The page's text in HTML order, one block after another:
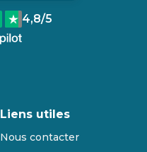
4,8/5
Liens utiles
Nous contacter